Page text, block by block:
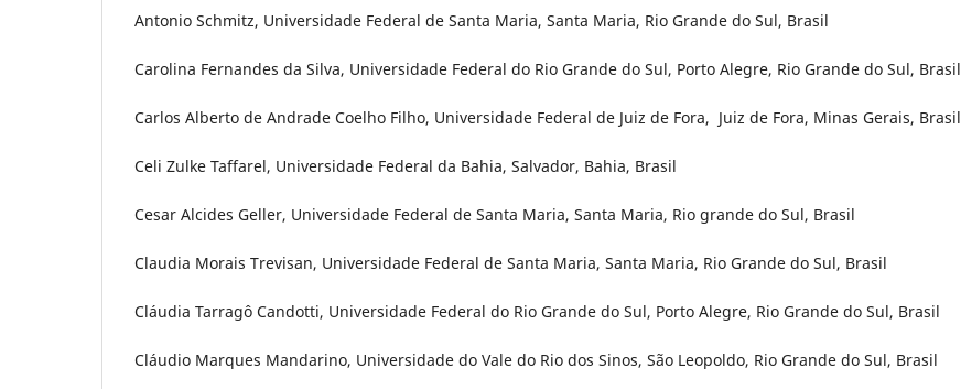
Antonio Schmitz, Universidade Federal de Santa Maria, Santa Maria, Rio Grande do Sul, Brasil
Carolina Fernandes da Silva, Universidade Federal do Rio Grande do Sul, Porto Alegre, Rio Grande do Sul, Brasil
Carlos Alberto de Andrade Coelho Filho, Universidade Federal de Juiz de Fora, Juiz de Fora, Minas Gerais, Brasil
Celi Zulke Taffarel, Universidade Federal da Bahia, Salvador, Bahia, Brasil
Cesar Alcides Geller, Universidade Federal de Santa Maria, Santa Maria, Rio grande do Sul, Brasil
Claudia Morais Trevisan, Universidade Federal de Santa Maria, Santa Maria, Rio Grande do Sul, Brasil
Cláudia Tarragô Candotti, Universidade Federal do Rio Grande do Sul, Porto Alegre, Rio Grande do Sul, Brasil
Cláudio Marques Mandarino, Universidade do Vale do Rio dos Sinos, São Leopoldo, Rio Grande do Sul, Brasil